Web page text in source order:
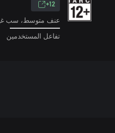
12+
عنف متوسط، سب
تفاعل المستخدمين